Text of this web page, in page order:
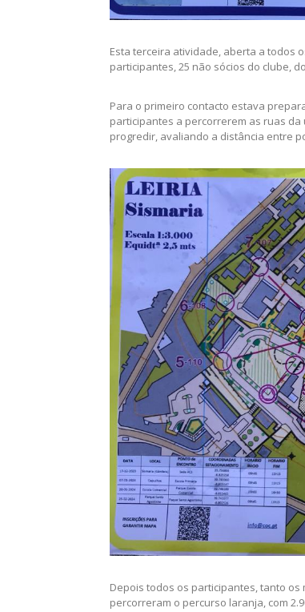
Esta terceira atividade, aberta a todos
participantes, 25 não sócios do clube,
Para o primeiro contacto estava
participantes a percorrerem as ruas
progredir, avaliando a distância entre